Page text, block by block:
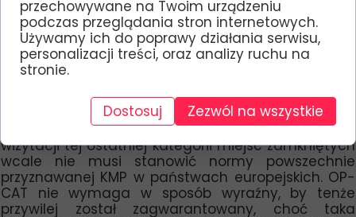
też gdzie cudzoziemiec jest w praktyce wydalany z
państwa europejskiego: gdyż to w takich
przestrzeniach można dostrzec nieprawidłowości w
traktowaniu migrantów znajdujących się w
kolejny, „niewidoczny” sposób naruszyć zakaz tortur.
Należy zwrócić uwagę, iż kompetencja KMPT do
wizytacji tej ostatniej kategorii miejsc zamkniętych
wcale nie musi stanowić normy powszechnie
przyznawanej KMP w państwach europejskich. OP-
CAT nie wymaga w sposób wyraźny, by tenże
przywilej został zagwarantowany, choć taka
przechowywane na Twoim urządzeniu
podczas przeglądania stron internetowych.
Używamy ich do poprawy działania serwisu,
personalizacji treści, oraz analizy ruchu na
stronie.
Dostosuj Zezwól na wszystkie